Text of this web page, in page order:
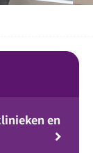
en